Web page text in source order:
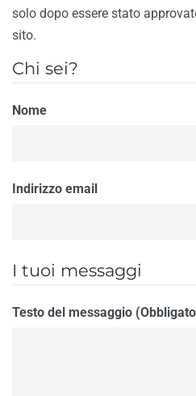
solo dopo essere stato
sito.
Chi sei?
Nome
Indirizzo email
I tuoi messaggi
Testo del messaggio